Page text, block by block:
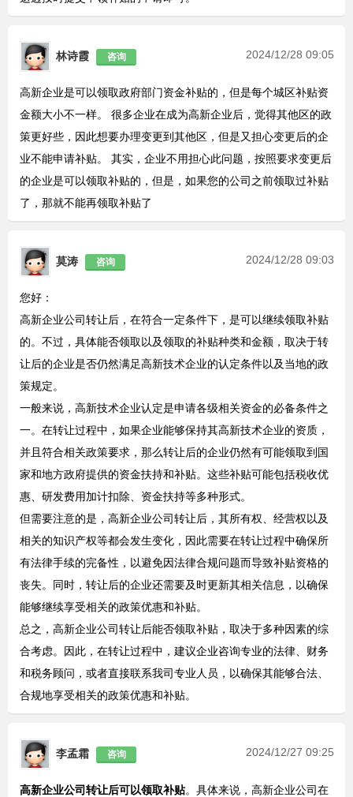
林诗霞 咨询 2024/12/28 09:05
高新企业是可以领取政府部门资金补贴的，但是每个城区补贴资
金额大小不一样。 很多企业在成为高新企业后，觉得其他区的政
策更好些，因此想要办理变更到其他区，但是又担心变更后的企
业不能申请补贴。 其实，企业不用担心此问题，按照要求变更后
的企业是可以领取补贴的，但是，如果您的公司之前领取过补贴
了，那就不能再领取补贴了
莫涛 咨询 2024/12/28 09:03
您好：
高新企业公司转让后，在符合一定条件下，是可以继续领取补贴
的。不过，具体能否领取以及领取的补贴种类和金额，取决于转
让后的企业是否仍然满足高新技术企业的认定条件以及当地的政
策规定。
一般来说，高新技术企业认定是申请各级相关资金的必备条件之
一。在转让过程中，如果企业能够保持其高新技术企业的资质，
并且符合相关政策要求，那么转让后的企业仍然有可能领取到国
家和地方政府提供的资金扶持和补贴。这些补贴可能包括税收优
惠、研发费用加计扣除、资金扶持等多种形式。
但需要注意的是，高新企业公司转让后，其所有权、经营权以及
相关的知识产权等都会发生变化，因此需要在转让过程中确保所
有法律手续的完备性，以避免因法律合规问题而导致补贴资格的
丧失。同时，转让后的企业还需要及时更新其相关信息，以确保
能够继续享受相关的政策优惠和补贴。
总之，高新企业公司转让后能否领取补贴，取决于多种因素的综
合考虑。因此，在转让过程中，建议企业咨询专业的法律、财务
和税务顾问，或者直接联系我司专业人员，以确保其能够合法、
合规地享受相关的政策优惠和补贴。
李孟霜 咨询 2024/12/27 09:25
高新企业公司转让后可以领取补贴‌。具体来说，高新企业公司在